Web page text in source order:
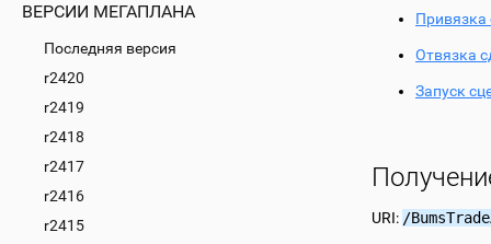
ВЕРСИИ МЕГАПЛАНА
Последняя версия
r2420
r2419
r2418
r2417
r2416
r2415
Привязка
Отвязка
Запуск
URI: /